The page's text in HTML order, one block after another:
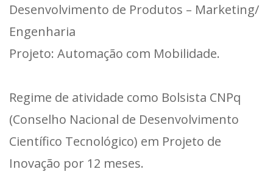
Desenvolvimento de Produtos – Marketing/
Engenharia
Projeto: Automação com Mobilidade.
Regime de atividade como Bolsista CNPq
(Conselho Nacional de Desenvolvimento
Científico Tecnológico) em Projeto de
Inovação por 12 meses.